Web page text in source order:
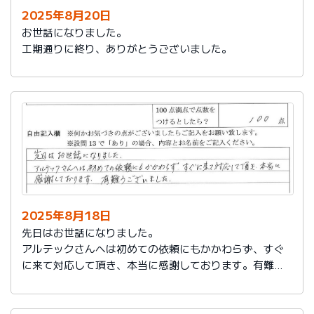
2025年8月20日
お世話になりました。
工期通りに終り、ありがとうございました。
2025年8月18日
先日はお世話になりました。
アルテックさんへは初めての依頼にもかかわらず、すぐ
に来て対応して頂き、本当に感謝しております。有難う